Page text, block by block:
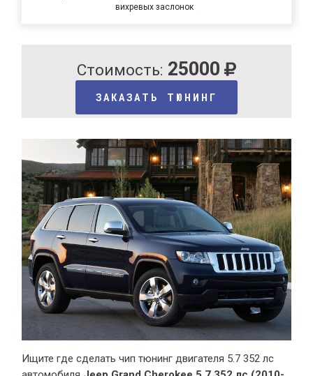
вихревых заслонок
Стоимость: 25000
ЗАКАЗАТЬ ТЮНИНГ
Ищите где сделать чип тюнинг двигателя 5.7 352 лс